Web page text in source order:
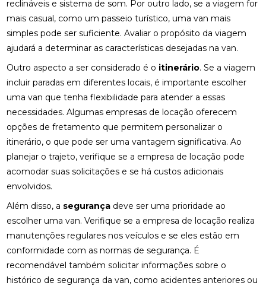
reclináveis e sistema de som. Por outro lado, se a viagem for
mais casual, como um passeio turístico, uma van mais
simples pode ser suficiente. Avaliar o propósito da viagem
ajudará a determinar as características desejadas na van.
Outro aspecto a ser considerado é o itinerário. Se a viagem
incluir paradas em diferentes locais, é importante escolher
uma van que tenha flexibilidade para atender a essas
necessidades. Algumas empresas de locação oferecem
opções de fretamento que permitem personalizar o
itinerário, o que pode ser uma vantagem significativa. Ao
planejar o trajeto, verifique se a empresa de locação pode
acomodar suas solicitações e se há custos adicionais
envolvidos.
Além disso, a segurança deve ser uma prioridade ao
escolher uma van. Verifique se a empresa de locação realiza
manutenções regulares nos veículos e se eles estão em
conformidade com as normas de segurança. É
recomendável também solicitar informações sobre o
histórico de segurança da van, como acidentes anteriores ou